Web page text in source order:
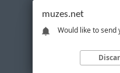
muzes.net
Would like to send